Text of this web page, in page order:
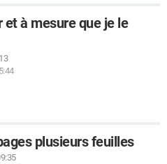
à mesure que je le
plusieurs feuilles